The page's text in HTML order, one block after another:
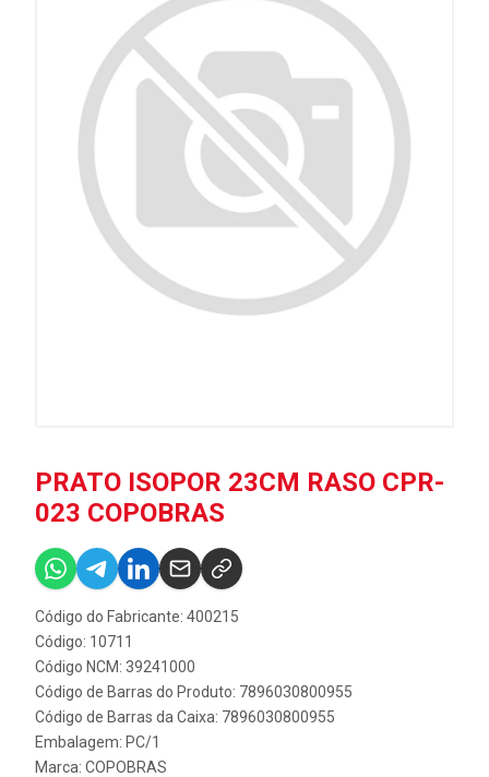
PRATO ISOPOR 23CM RASO CPR-
023 COPOBRAS
Código do Fabricante: 400215
Código: 10711
Código NCM: 39241000
Código de Barras do Produto: 7896030800955
Código de Barras da Caixa: 7896030800955
Embalagem: PC/1
Marca: COPOBRAS